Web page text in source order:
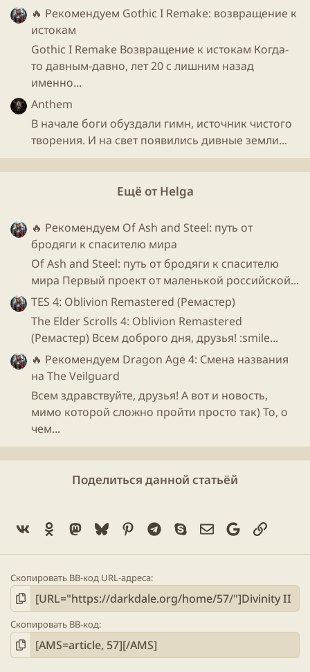
🔥 Рекомендуем Gothic I Remake: возвращение к
истокам
Gothic I Remake Возвращение к истокам Когда-
то давным-давно, лет 20 с лишним назад
именно...
Anthem
В начале боги обуздали гимн, источник чистого
творения. И на свет появились дивные земли...
Ещё от Helga
🔥 Рекомендуем Of Ash and Steel: путь от
бродяги к спасителю мира
Of Ash and Steel: путь от бродяги к спасителю
мира Первый проект от маленькой российской...
TES 4: Oblivion Remastered (Ремастер)
The Elder Scrolls 4: Oblivion Remastered
(Ремастер) Всем доброго дня, друзья! :smile...
🔥 Рекомендуем Dragon Age 4: Смена названия
на The Veilguard
Всем здравствуйте, друзья! А вот и новость,
мимо которой сложно пройти просто так) То, о
чем...
Поделиться данной статьёй
Vk Ok Mastodon
BlueskyPinterestTelegram
SkypeЭлектронная
GoogleСсылка
Скопировать BB-код URL-адреса
Скопировать BB-код